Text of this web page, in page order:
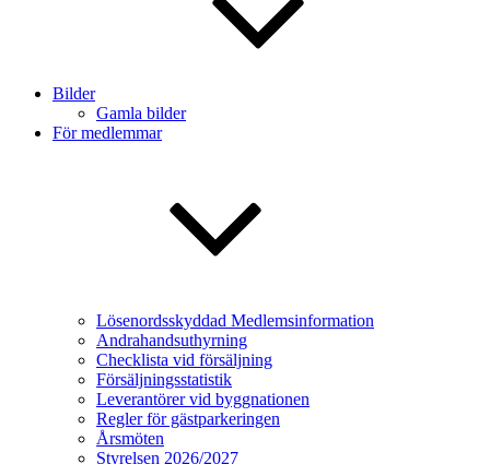
Bilder
Gamla bilder
För medlemmar
Lösenordsskyddad Medlemsinformation
Andrahandsuthyrning
Checklista vid försäljning
Försäljningsstatistik
Leverantörer vid byggnationen
Regler för gästparkeringen
Årsmöten
Styrelsen 2026/2027